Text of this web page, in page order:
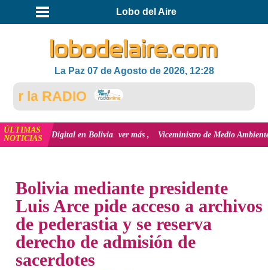
Lobo del Aire
La Paz 07 de Agosto de 2026, 12:28
la RADIO
ÚLTIMAS
NOTICIAS
Digital en Bolivia ver más Viceministro de Medio Ambiente, José
Bolivia mediante presidente
Luis Arce pide acceso a archivos
de pederastia y se reserva
derecho de admisión de
sacerdotes